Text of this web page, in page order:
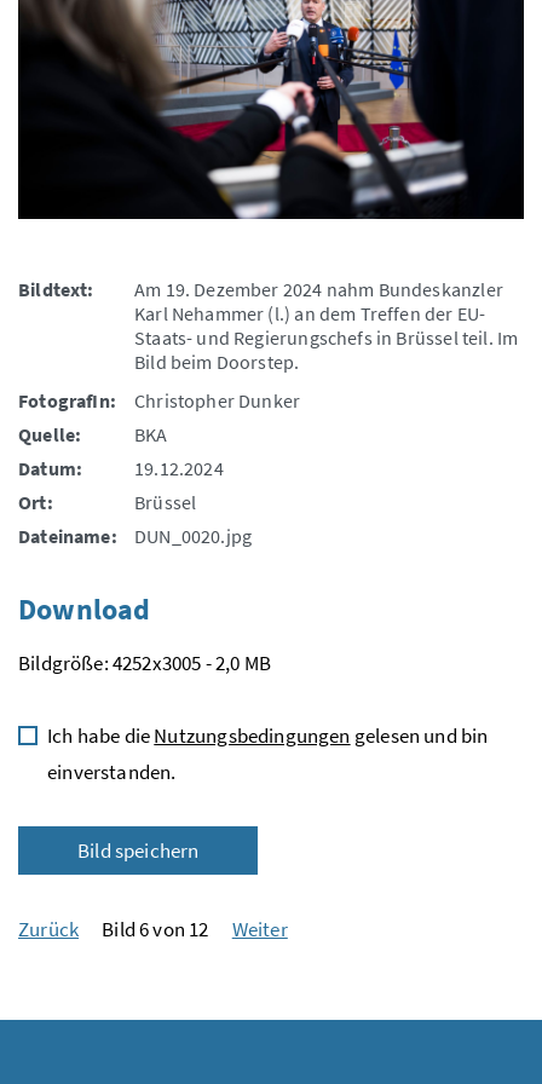
Bildtext:
Am 19. Dezember 2024 nahm Bundeskanzler
Karl Nehammer (l.) an dem Treffen der EU-
Staats- und Regierungschefs in Brüssel teil. Im
Bild beim Doorstep.
FotografIn:
Christopher Dunker
Quelle:
BKA
Datum:
19.12.2024
Ort:
Brüssel
Dateiname:
DUN_0020.jpg
Download
Bildgröße: 4252x3005 - 2,0 MB
Ich habe dieNutzungsbedingungen gelesen und bin
einverstanden.
Bild speichern
Zurück Bild 6 von 12 Weiter